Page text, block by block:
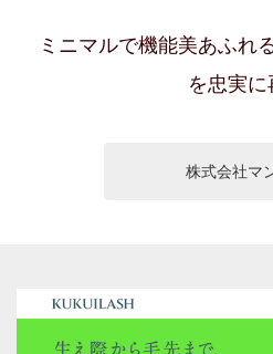
ミニマルで機能美あふれ
を忠実に
株式会社マ